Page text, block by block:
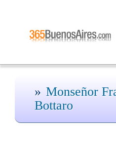
Monseñor
Bottaro